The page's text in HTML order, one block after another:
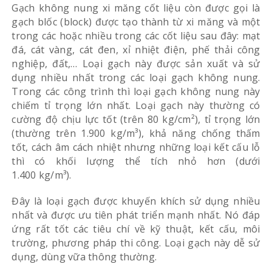
Gạch không nung xi măng cốt liệu còn được gọi là
gạch blốc (block) được tạo thành từ xi măng và một
trong các hoặc nhiều trong các cốt liệu sau đây: mạt
đá, cát vàng, cát đen, xỉ nhiệt điện, phế thải công
nghiệp, đất,… Loại gạch này được sản xuất và sử
dụng nhiều nhất trong các loại gạch không nung.
Trong các công trình thì loại gạch không nung này
chiếm tỉ trọng lớn nhất. Loại gạch này thường có
cường độ chịu lực tốt (trên 80 kg/cm²), tỉ trọng lớn
(thường trên 1.900 kg/m³), khả năng chống thấm
tốt, cách âm cách nhiệt nhưng những loại kết cấu lỗ
thì có khối lượng thể tích nhỏ hơn (dưới
1.400 kg/m³).
Đây là loại gạch được khuyến khích sử dụng nhiều
nhất và được ưu tiên phát triển mạnh nhất. Nó đáp
ứng rất tốt các tiêu chí về kỹ thuật, kết cấu, môi
trường, phương pháp thi công. Loại gạch này dễ sử
dụng, dùng vữa thông thường.